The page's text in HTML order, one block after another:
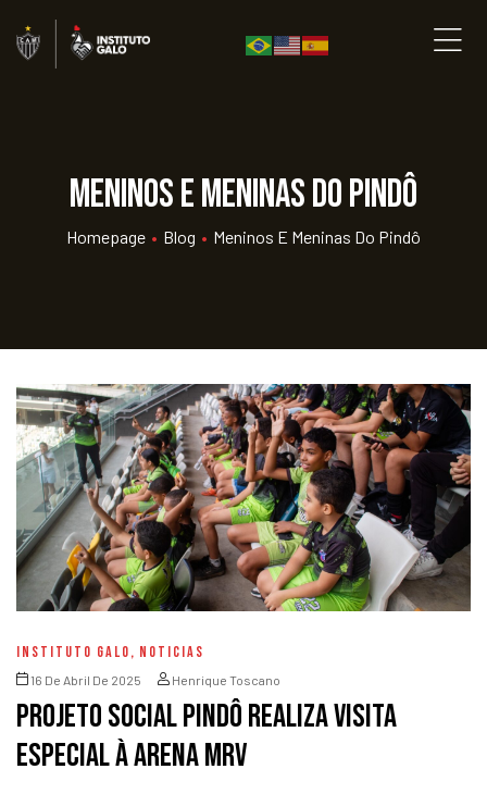
Meninos e Meninas do Pindô
Homepage • Blog • Meninos E Meninas Do Pindô
INSTITUTO GALO, NOTICIAS
16 De Abril De 2025 Henrique Toscano
Projeto Social Pindô realiza visita
especial à Arena MRV